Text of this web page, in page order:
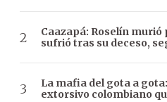
Caazapá: Roselín
sufrió tras su deceso,
La mafia del gota a
extorsivo colombiano